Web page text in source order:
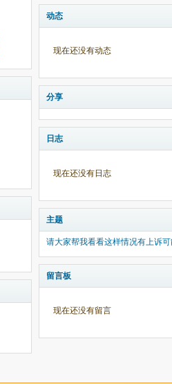
动态
现在还没有动态
分享
日志
现在还没有日志
主题
请大家帮我看看这样情况有上诉
留言板
现在还没有留言